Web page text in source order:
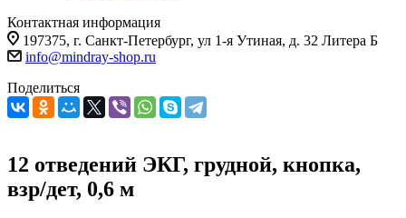
Контактная информация
197375, г. Санкт-Петербург, ул 1-я Утиная, д. 32 Литера Б
info@mindray-shop.ru
Поделиться
12 отведений ЭКГ, грудной, кнопка,
взр/дет, 0,6 м